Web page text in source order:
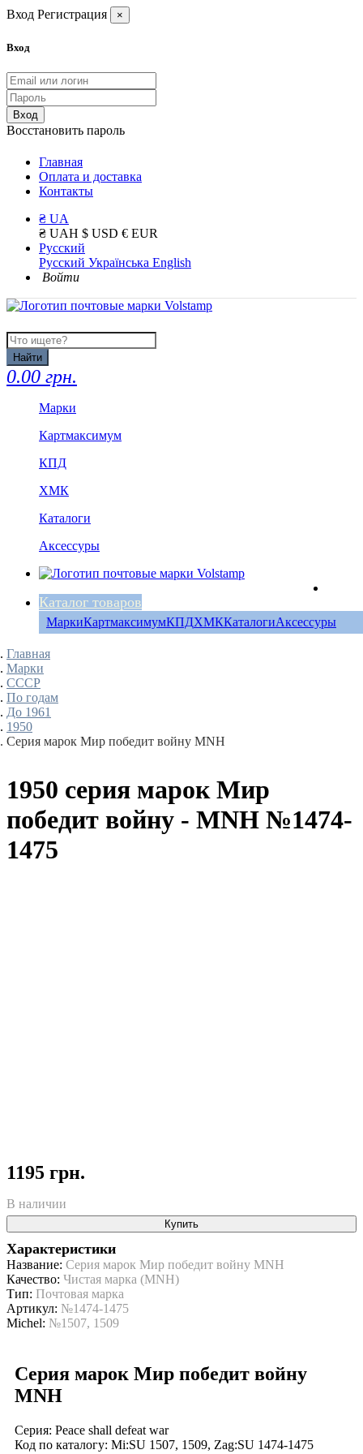
Вход Регистрация ×
Вход
Вход
Восстановить пароль
Главная
Оплата и доставка
Контакты
₴ UA
₴ UAH $ USD € EUR
Русский
Русский Українська English
Войти
Найти
0.00 грн.
Марки
Картмаксимум
КПД
ХМК
Каталоги
Аксессуры
Каталог товаров
МаркиКартмаксимумКПДХМККаталогиАксессуры
Главная
Марки
СССР
По годам
До 1961
1950
Серия марок Мир победит войну MNH
1950 серия марок Мир
победит войну - MNH №1474-
1475
1195 грн.
В наличии
Купить
Характеристики
Название: Серия марок Мир победит войну MNH
Качество: Чистая марка (MNH)
Тип: Почтовая марка
Артикул: №1474-1475
Michel: №1507, 1509
Серия марок Мир победит войну
MNH
Серия: Peace shall defeat war
Код по каталогy: Mi:SU 1507, 1509, Zag:SU 1474-1475